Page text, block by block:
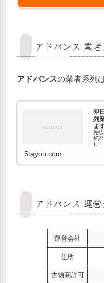
アドバンス 業
アドバンスの業者系列
即
列
ま
先
解
し
を
5tayon.com
アドバンス 運営
運営会社
住所
古物商許可